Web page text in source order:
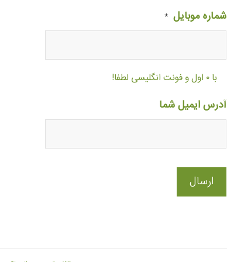
شماره موبایل *
با ۰ اول و فونت انگلیسی لطفا!
آدرس ایمیل شما